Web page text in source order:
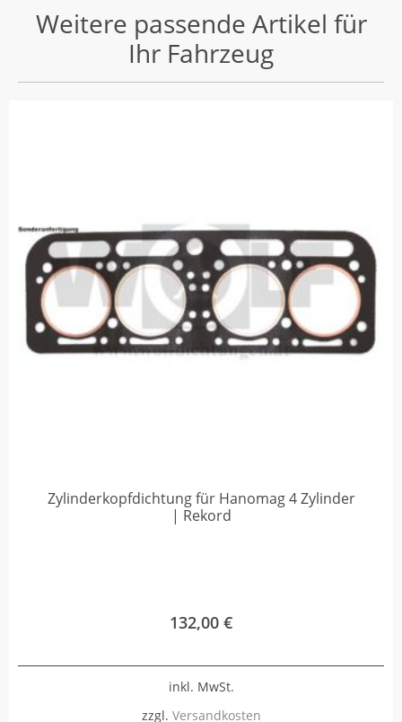
Weitere passende Artikel für
Ihr Fahrzeug
Zylinderkopfdichtung für Hanomag 4 Zylinder
| Rekord
132,00 €
inkl. MwSt.
zzgl. Versandkosten